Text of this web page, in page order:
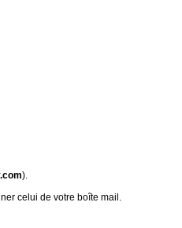
).
celui de votre boîte mail.